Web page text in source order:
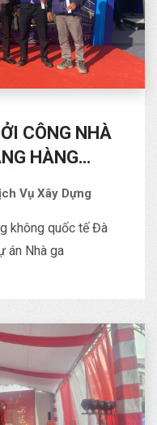
CÔNG NHÀ
HÀNG
Vụ Xây Dựng
không quốc tế Đà
án Nhà ga